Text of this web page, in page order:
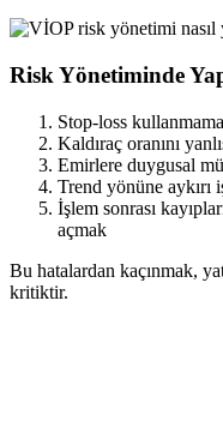
Risk Yönetiminde
Stop-loss
Kaldıraç oranını
Emirlere duygusal
Trend yönüne aykırı
İşlem sonrası
açmak
Bu hatalardan kaçınmak,
kritiktir.